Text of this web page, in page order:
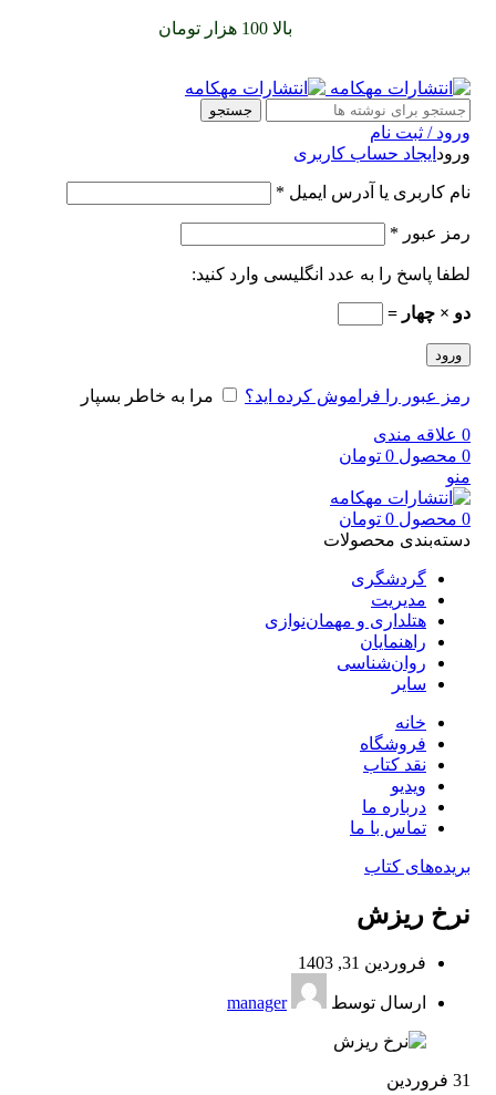
بالا 100 هزار تومان
جستجو
ورود / ثبت نام
ورود ایجاد حساب کاربری
نام کاربری یا آدرس ایمیل *
رمز عبور *
لطفا پاسخ را به عدد انگلیسی وارد کنید:
دو × چهار =
ورود
رمز عبور را فراموش کرده اید؟ مرا به خاطر بسپار
0 علاقه مندی
0 محصول 0 تومان
منو
0 محصول 0 تومان
دسته‌بندی محصولات
گردشگری
مدیریت
هتلداری و مهمان‌نوازی
راهنمایان
روان‌شناسی
سایر
خانه
فروشگاه
نقد کتاب
ویدیو
درباره‌ ما
تماس با ما
بریده‌های کتاب
نرخ ریزش
فروردین 31, 1403
ارسال توسط manager
31 فروردین